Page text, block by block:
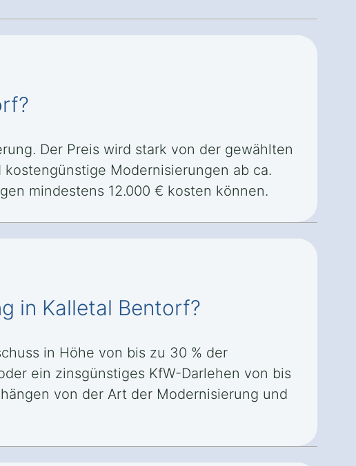
Der Preis wird stark von der gewählten
Modernisierungen ab ca.
mindestens 12.000 € kosten können.
in Kalletal Bentorf?
in Höhe von bis zu 30 % der
ein zinsgünstiges KfW-Darlehen von bis
von der Art der Modernisierung und